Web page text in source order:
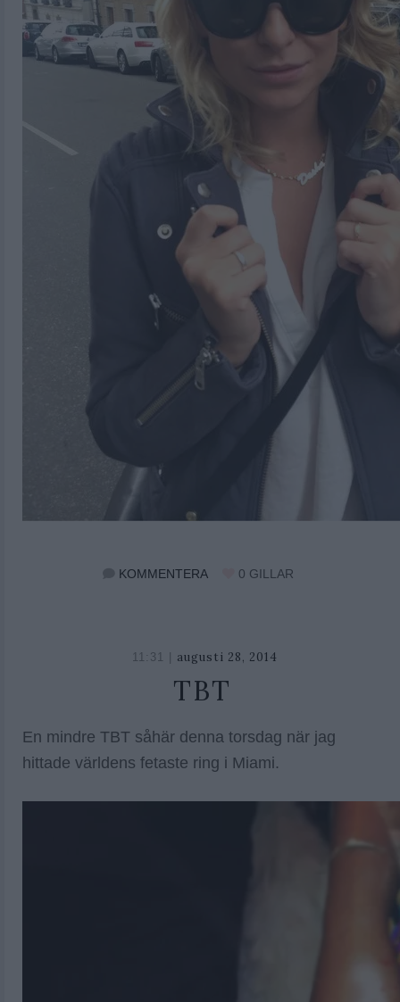
0 GILLAR
KOMMENTERA
11:31 | augusti 28, 2014
TBT
En mindre TBT såhär denna torsdag när jag
hittade världens fetaste ring i Miami.